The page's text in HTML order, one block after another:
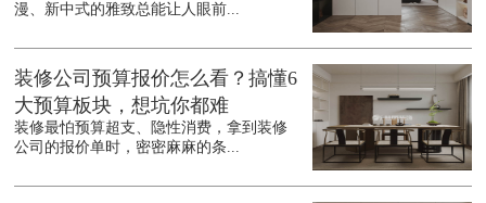
漫、新中式的雅致总能让人眼前...
装修公司预算报价怎么看？搞懂6
大预算板块，想坑你都难
装修最怕预算超支、隐性消费，拿到装修
公司的报价单时，密密麻麻的条...